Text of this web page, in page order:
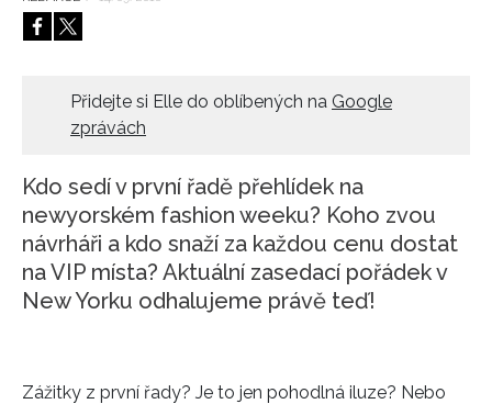
HOME
Přidejte si Elle do oblíbených na Google
zprávách
Kdo sedí v první řadě přehlídek na
newyorském fashion weeku? Koho zvou
návrháři a kdo snaží za každou cenu dostat
na VIP místa? Aktuální zasedací pořádek v
New Yorku odhalujeme právě teď!
Zážitky z první řady? Je to jen pohodlná iluze? Nebo